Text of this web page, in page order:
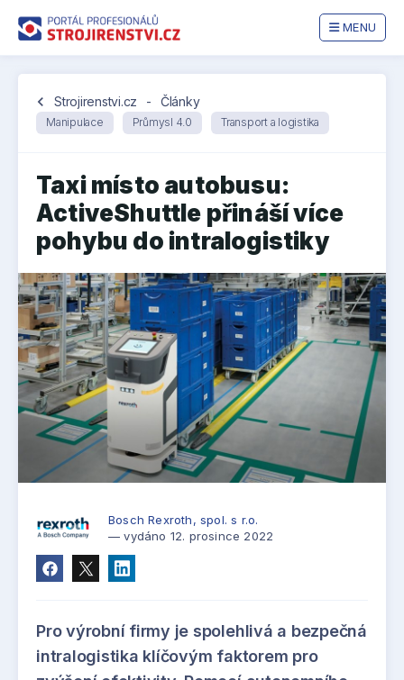
MENU
chevron_left Strojirenstvi.cz - Články
Manipulace Průmysl 4.0 Transport a logistika
Taxi místo autobusu:
ActiveShuttle přináší více
pohybu do intralogistiky
Bosch Rexroth, spol. s r.o.
— vydáno 12. prosince 2022
Pro výrobní firmy je spolehlivá a bezpečná
intralogistika klíčovým faktorem pro